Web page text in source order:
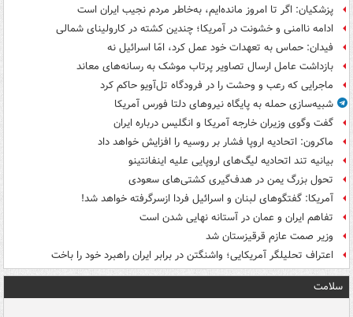
پزشکیان: اگر تا امروز مانده‌ایم، به‌خاطر مردم نجیب ایران است
ادامه ناامنی و خشونت در آمریکا؛ چندین کشته در کارولینای شمالی
فیدان: حماس به تعهدات خود عمل کرد، امّا اسرائیل نه
بازداشت عامل ارسال تصاویر پرتاب موشک به رسانه‌های معاند
ماجرایی که رعب و وحشت را در فرودگاه تل‌آویو حاکم کرد
شبیه‌سازی حمله به پایگاه نیروهای دلتا فورس آمریکا
گفت وگوی وزیران خارجه آمریکا و انگلیس درباره ایران
ماکرون: اتحادیه اروپا فشار بر روسیه را افزایش خواهد داد
بیانیه تند اتحادیه لیگ‌های اروپایی علیه اینفانتینو
تحول بزرگ یمن در هدف‌گیری کشتی‌های سعودی
آمریکا: گفتگوهای لبنان و اسرائیل فردا ازسرگرفته خواهد شد!
تفاهم ایران و عمان در آستانه نهایی شدن است
وزیر صمت عازم قرقیزستان شد
اعتراف تحلیلگر آمریکایی؛ واشنگتن در برابر ایران راهبرد خود را باخت
سلامت